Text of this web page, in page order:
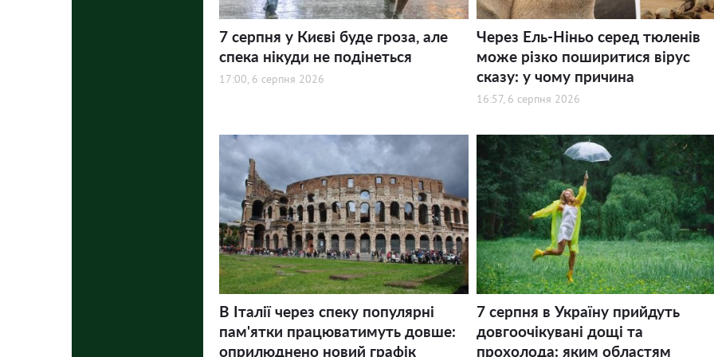
7 серпня у Києві буде гроза, але
спека нікуди не подінеться
17:00, 6 серпня 2026
Через Ель-Ніньо серед тюленів
може різко поширитися вірус
сказу: у чому причина
16:57, 6 серпня 2026
В Італії через спеку популярні
пам'ятки працюватимуть довше:
оприлюднено новий графік
7 серпня в Україну прийдуть
довгоочікувані дощі та
прохолода: яким областям